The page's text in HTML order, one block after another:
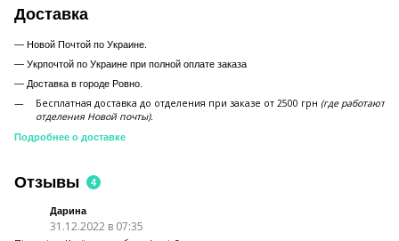
Доставка
— Новой Почтой по Украине.
— Укрпочтой по Украине при полной оплате заказа
— Доставка в городе Ровно.
Бесплатная доставка до отделения при заказе от 2500 грн (где работают
отделения Новой почты).
Подробнее о доставке
Отзывы 4
Дарина
31.12.2022 в 07:35